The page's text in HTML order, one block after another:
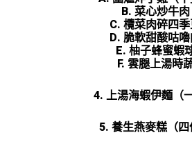
B. 菜心炒牛肉
C. 欖菜肉碎四
D. 脆軟甜酸咕
E. 柚子蜂蜜蝦
F. 雲腿上湯時
4. 上湯海蝦伊麵（
5. 養生燕麥糕（四